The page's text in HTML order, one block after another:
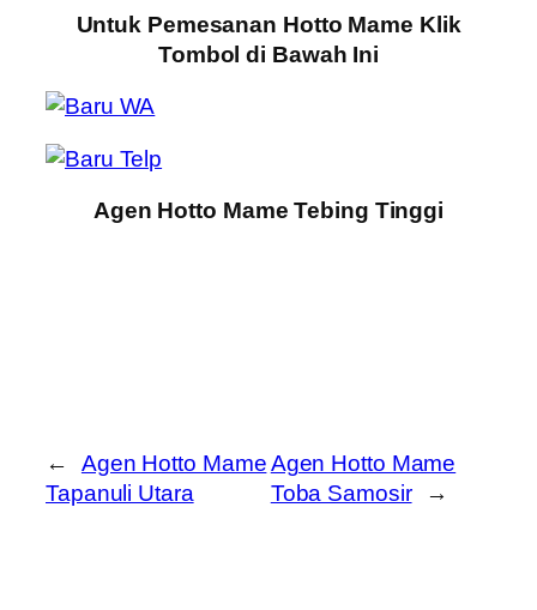
Untuk Pemesanan Hotto Mame Klik
Tombol di Bawah Ini
Agen Hotto Mame Tebing Tinggi
←
Agen Hotto Mame
Tapanuli Utara
Agen Hotto Mame
Toba Samosir
→